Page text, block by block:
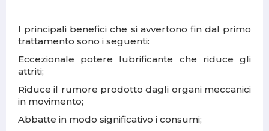
I principali benefici che si avvertono fin dal primo
trattamento sono i seguenti:
Eccezionale potere lubrificante che riduce gli
attriti;
Riduce il rumore prodotto dagli organi meccanici
in movimento;
Abbatte in modo significativo i consumi;